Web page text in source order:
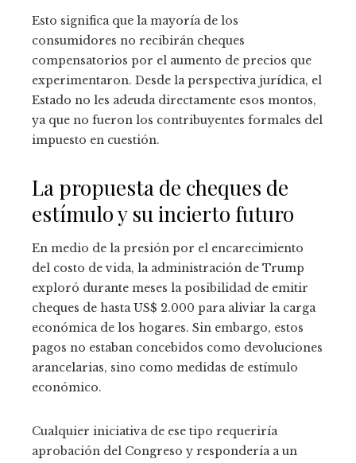
Esto significa que la mayoría de los
consumidores no recibirán cheques
compensatorios por el aumento de precios que
experimentaron. Desde la perspectiva jurídica, el
Estado no les adeuda directamente esos montos,
ya que no fueron los contribuyentes formales del
impuesto en cuestión.
La propuesta de cheques de
estímulo y su incierto futuro
En medio de la presión por el encarecimiento
del costo de vida, la administración de Trump
exploró durante meses la posibilidad de emitir
cheques de hasta US$ 2.000 para aliviar la carga
económica de los hogares. Sin embargo, estos
pagos no estaban concebidos como devoluciones
arancelarias, sino como medidas de estímulo
económico.
Cualquier iniciativa de ese tipo requeriría
aprobación del Congreso y respondería a un